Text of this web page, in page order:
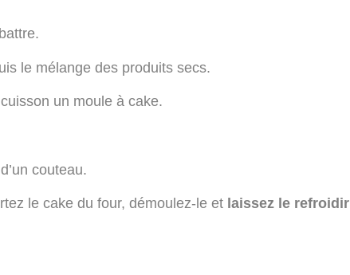
le mélange des produits secs.
un moule à cake.
couteau.
le cake du four, démoulez-le et laissez le refroidir